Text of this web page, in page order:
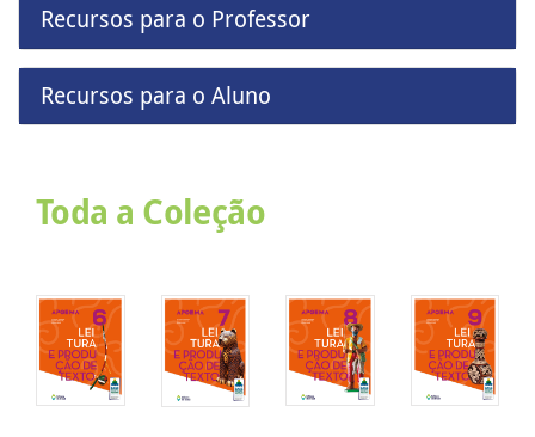
Recursos para o Professor
Recursos para o Aluno
Toda a Coleção